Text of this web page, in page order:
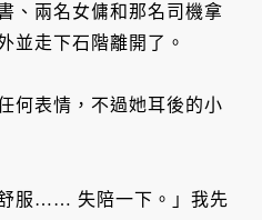
、兩名女傭和那名司機拿
並走下石階離開了。
何表情，不過她耳後的小
舒服…… 失陪一下。」我先